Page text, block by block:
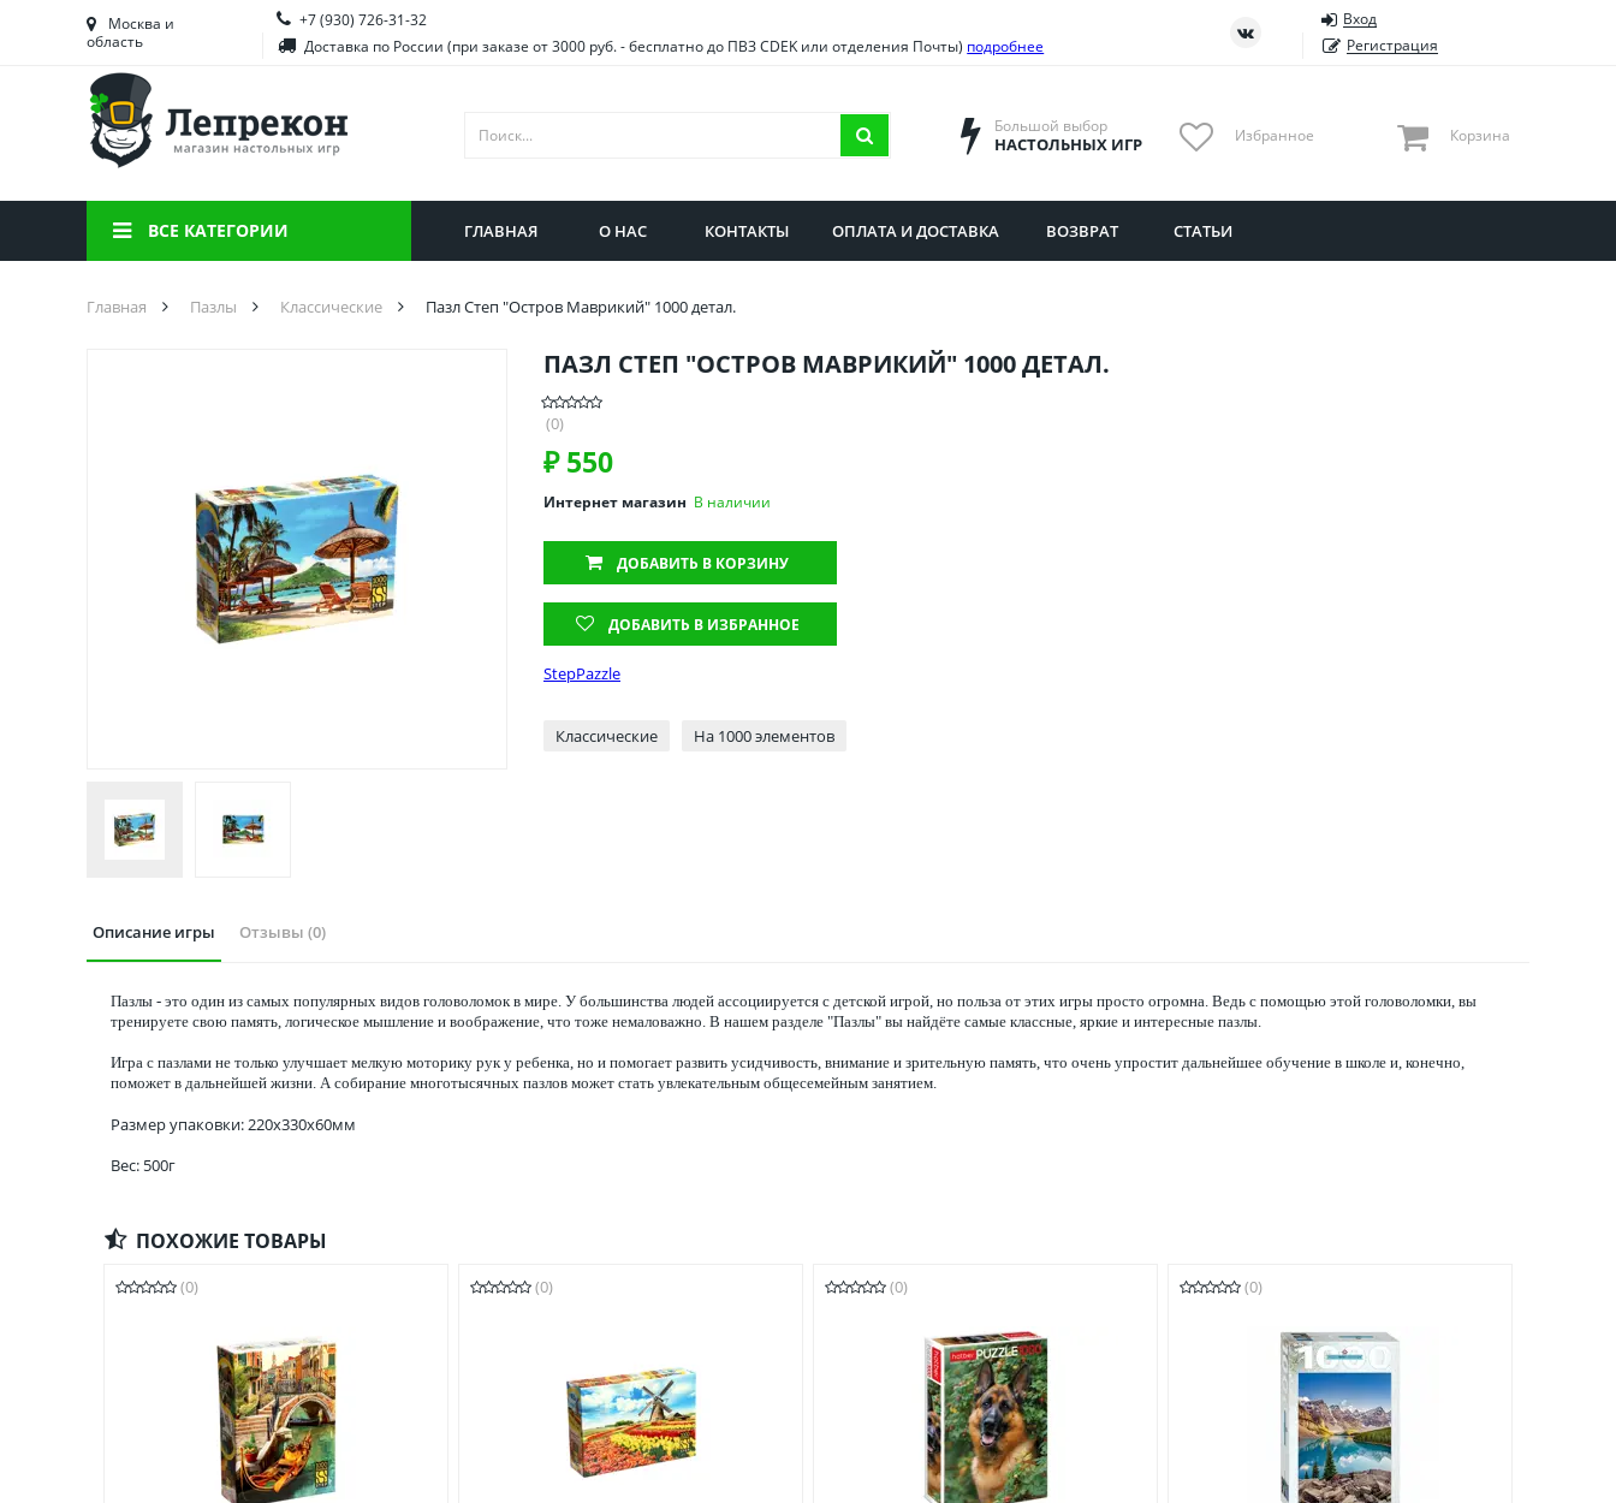
Башкортостан
Брянская область
Вологодская область
Воронежская область
Иркутская область
Саратовская область
Тюменская область
Ульяновская область
Москва и
область
+7 (930) 726-31-32
Доставка по России (при заказе от 3000 руб. - бесплатно до ПВЗ CDEK или отделения Почты) подробнее
Вход
Регистрация
Большой выбор
НАСТОЛЬНЫХ ИГР Избранное Корзина
ВСЕ КАТЕГОРИИ ГЛАВНАЯ О НАС КОНТАКТЫ ОПЛАТА И ДОСТАВКА ВОЗВРАТ СТАТЬИ
Главная Пазлы Классические Пазл Степ "Остров Маврикий" 1000 детал.
ПАЗЛ СТЕП "ОСТРОВ МАВРИКИЙ" 1000 ДЕТАЛ.
(0)
₽ 550
Интернет магазин В наличии
ДОБАВИТЬ В КОРЗИНУ
ДОБАВИТЬ В ИЗБРАННОЕ
StepPazzle
Классические На 1000 элементов
Описание игры Отзывы (0)
Пазлы - это один из самых популярных видов головоломок в мире. У большинства людей ассоциируется с детской игрой, но польза от этих игры просто огромна. Ведь с помощью этой головоломки, вы
тренируете свою память, логическое мышление и воображение, что тоже немаловажно. В нашем разделе "Пазлы" вы найдёте самые классные, яркие и интересные пазлы.
Игра с пазлами не только улучшает мелкую моторику рук у ребенка, но и помогает развить усидчивость, внимание и зрительную память, что очень упростит дальнейшее обучение в школе и, конечно,
поможет в дальнейшей жизни. А собирание многотысячных пазлов может стать увлекательным общесемейным занятием.
Размер упаковки: 220x330x60мм
Вес: 500г
ПОХОЖИЕ ТОВАРЫ
(0) (0) (0) (0)